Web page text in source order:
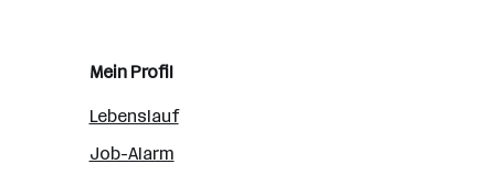
Mein Profil
Lebenslauf
Job-Alarm